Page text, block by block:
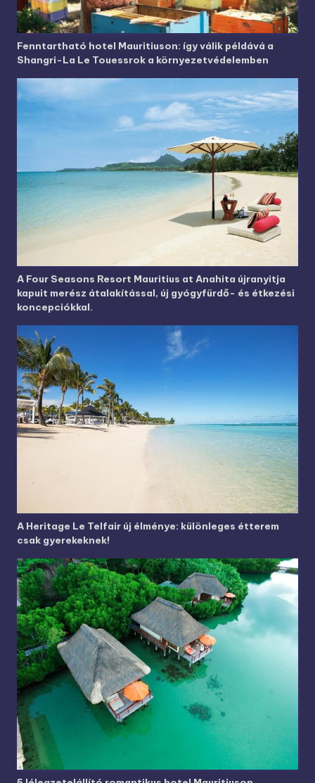
Fenntartható hotel Mauritiuson: így válik példává a
Shangri-La Le Touessrok a környezetvédelemben
A Four Seasons Resort Mauritius at Anahita újranyitja
kapuit merész átalakítással, új gyógyfürdő- és étkezési
koncepciókkal.
A Heritage Le Telfair új élménye: különleges étterem
csak gyerekeknek!